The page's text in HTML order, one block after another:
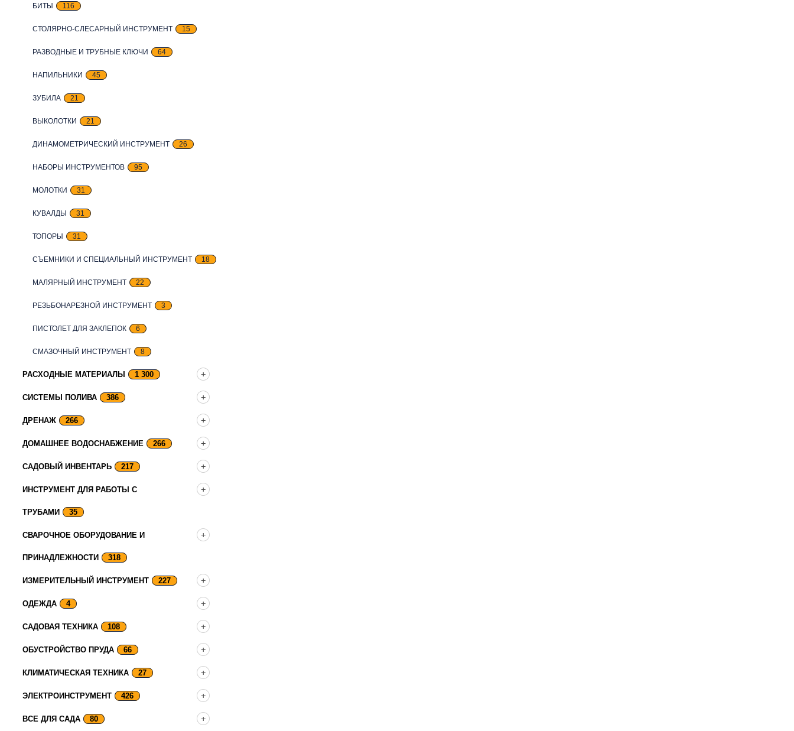
БИТЫ 116
СТОЛЯРНО-СЛЕСАРНЫЙ ИНСТРУМЕНТ 15
РАЗВОДНЫЕ И ТРУБНЫЕ КЛЮЧИ 64
НАПИЛЬНИКИ 45
ЗУБИЛА 21
ВЫКОЛОТКИ 21
ДИНАМОМЕТРИЧЕСКИЙ ИНСТРУМЕНТ 26
НАБОРЫ ИНСТРУМЕНТОВ 95
МОЛОТКИ 31
КУВАЛДЫ 31
ТОПОРЫ 31
СЪЕМНИКИ И СПЕЦИАЛЬНЫЙ ИНСТРУМЕНТ 18
МАЛЯРНЫЙ ИНСТРУМЕНТ 22
РЕЗЬБОНАРЕЗНОЙ ИНСТРУМЕНТ 3
ПИСТОЛЕТ ДЛЯ ЗАКЛЕПОК 6
СМАЗОЧНЫЙ ИНСТРУМЕНТ 8
РАСХОДНЫЕ МАТЕРИАЛЫ 1 300
СИСТЕМЫ ПОЛИВА 386
ДРЕНАЖ 266
ДОМАШНЕЕ ВОДОСНАБЖЕНИЕ 266
САДОВЫЙ ИНВЕНТАРЬ 217
ИНСТРУМЕНТ ДЛЯ РАБОТЫ С
ТРУБАМИ 35
СВАРОЧНОЕ ОБОРУДОВАНИЕ И
ПРИНАДЛЕЖНОСТИ 318
ИЗМЕРИТЕЛЬНЫЙ ИНСТРУМЕНТ 227
ОДЕЖДА 4
САДОВАЯ ТЕХНИКА 108
ОБУСТРОЙСТВО ПРУДА 66
КЛИМАТИЧЕСКАЯ ТЕХНИКА 27
ЭЛЕКТРОИНСТРУМЕНТ 426
ВСЕ ДЛЯ САДА 80